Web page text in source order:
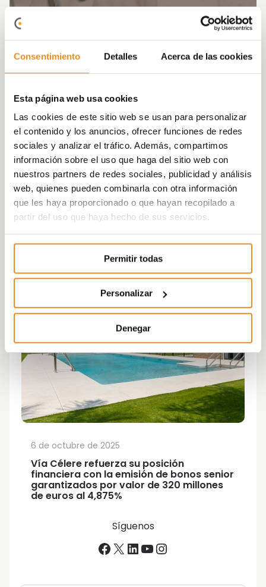
Consentimiento Detalles Acerca de las cookies
Esta página web usa cookies
Las cookies de este sitio web se usan para personalizar
el contenido y los anuncios, ofrecer funciones de redes
sociales y analizar el tráfico. Además, compartimos
información sobre el uso que haga del sitio web con
nuestros partners de redes sociales, publicidad y análisis
web, quienes pueden combinarla con otra información
que les haya proporcionado o que hayan recopilado a
partir del uso que haya hecho de sus servicios.
Permitir todas
Personalizar
Denegar
Vía Célere refuerza su posición
financiera con la emisión de bonos senior
garantizados por valor de 320 millones
de euros al 4,875%
6 de octubre de 2025
Síguenos
Facebook
X LinkedIn
YouTube
Instagram